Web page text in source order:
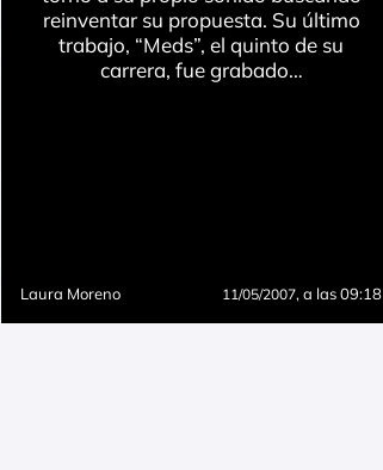
reinventar su propuesta. Su último
trabajo, “Meds”, el quinto de su
carrera, fue grabado…
Laura Moreno 11/05/2007, a las 09:18